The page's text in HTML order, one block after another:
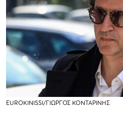
EUROKINISSI/ΓΙΩΡΓΟΣ ΚΟΝΤΑΡΙΝΗΣ